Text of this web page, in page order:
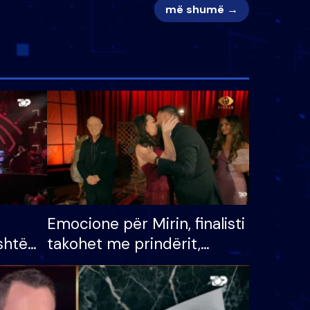
më shumë →
për
Emocione për Mirin, finalisti
takohet me prindërit,
vajzën dhe bashkëshorten:
S’kemi ndonjë letër divorci
apo jo?